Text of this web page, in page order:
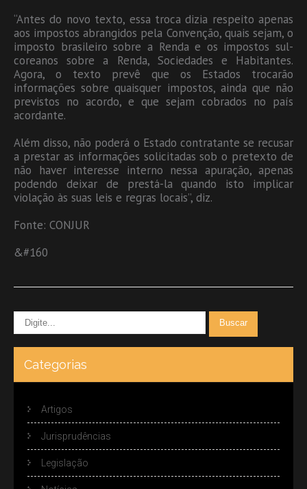
“Antes do novo texto, essa troca dizia respeito apenas
aos impostos abrangidos pela Convenção, quais sejam, o
imposto brasileiro sobre a Renda e os impostos sul-
coreanos sobre a Renda, Sociedades e Habitantes.
Agora, o texto prevê que os Estados trocarão
informações sobre quaisquer impostos, ainda que não
previstos no acordo, e que sejam cobrados no país
acordante.
Além disso, não poderá o Estado contratante se recusar
a prestar as informações solicitadas sob o pretexto de
não haver interesse interno nessa apuração, apenas
podendo deixar de prestá-la quando isto implicar
violação às suas leis e regras locais”, diz.
Fonte: CONJUR
&#160
Categorias
Artigos
Jurisprudências
Legislação